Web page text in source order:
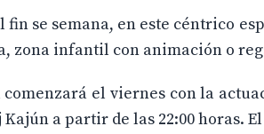
fin se semana, en este céntrico
zona infantil con animación o
el viernes con la
a partir de las 22:00 horas.